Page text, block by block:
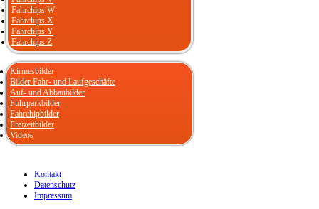
Fahrchips W
Fahrchips X
Fahrchips Y
Fahrchips Z
Kirmesbilder
Bilder Fahr- und Laufgeschäfte
Auf- und Abbaubilder
Fuhrparkbilder
Fahrchipbilder
Freizeitbilder
Videos
Kontakt
Datenschutz
Impressum